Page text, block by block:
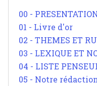
00 -
01 - Livre d'or
02 - THEMES ET
03 - LEXIQUE ET
04 - LISTE
05 - Notre